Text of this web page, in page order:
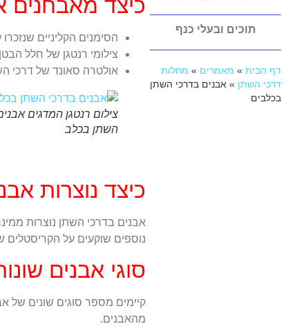
תוכים ובעלי כנף
דף הבית » מאמרים » מחלות
דרכי השתן » אבנים בדרכי השתן
בכלבים
כיצד מאבחנים
הסימנים הקליניים
צילומי רנטגן של חלל
אולטרה סאונד של דרכי
צילום רנטגן המדגים
השתן בכלב
כיצד נוצרות
אבנים בדרכי השתן נוצרות
נוספים שוקעים על הקריסטלים
סוגי אבנים
קיימים מספר סוגים שונים של
מהאבנים.